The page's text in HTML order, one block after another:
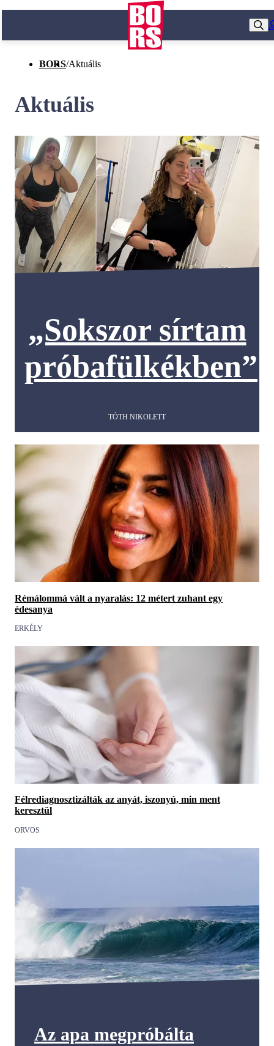
BORS/Aktuális
Aktuális
„Sokszor sírtam
próbafülkékben”
TÓTH NIKOLETT
Rémálommá vált a nyaralás: 12 métert zuhant egy
édesanya
ERKÉLY
Félrediagnosztizálták az anyát, iszonyú, min ment
keresztül
ORVOS
Az apa megpróbálta